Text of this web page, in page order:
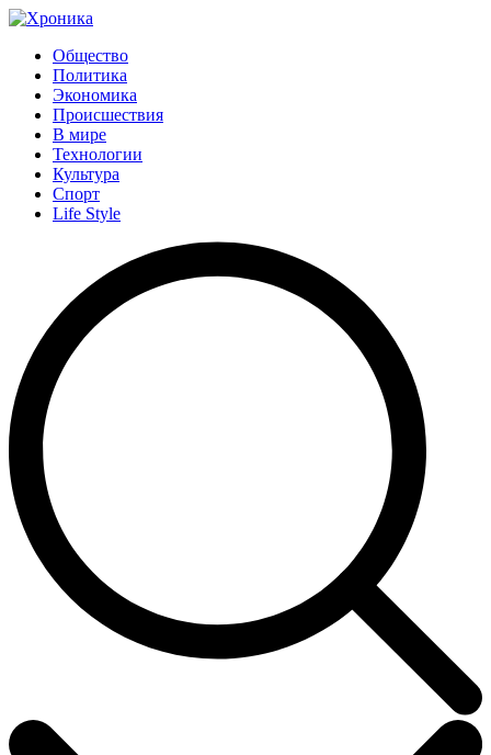
Общество
Политика
Экономика
Происшествия
В мире
Технологии
Культура
Спорт
Life Style